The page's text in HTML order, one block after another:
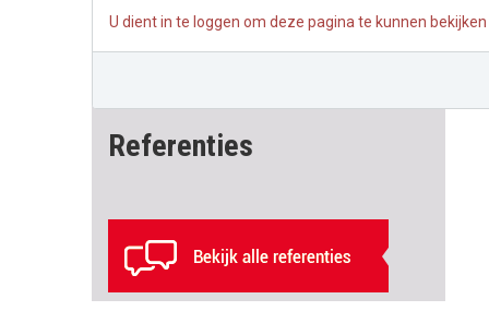
U dient in te loggen om deze pagina te kunnen bekijken
Referenties